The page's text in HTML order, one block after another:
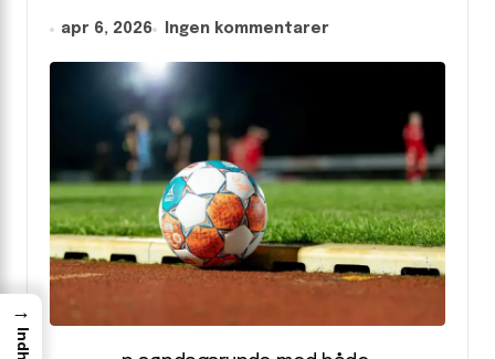
apr 6, 2026 Ingen kommentarer
→